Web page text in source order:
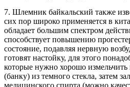
7. Шлемник байкальский также
сих пор широко применяется в
обладает большим спектром
способствует повышению
состояние, подавляя нервную
готовят настойку, для этого
которые нужно хорошо
(банку) из темного стекла, затем
медицинского спирта (можно